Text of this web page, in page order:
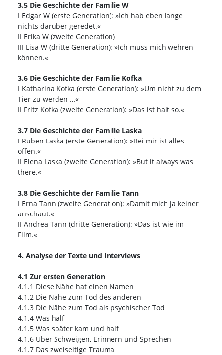
3.5 Die Geschichte der Familie W
I Edgar W (erste Generation): »Ich hab eben lange
nichts darüber geredet.«
II Erika W (zweite Generation)
III Lisa W (dritte Generation): »Ich muss mich wehren
können.«
3.6 Die Geschichte der Familie Kofka
I Katharina Kofka (erste Generation): »Um nicht zu dem
Tier zu werden …«
II Fritz Kofka (zweite Generation): »Das ist halt so.«
3.7 Die Geschichte der Familie Laska
I Ruben Laska (erste Generation): »Bei mir ist alles
offen.«
II Elena Laska (zweite Generation): »But it always was
there.«
3.8 Die Geschichte der Familie Tann
I Erna Tann (zweite Generation): »Damit mich ja keiner
anschaut.«
II Andrea Tann (dritte Generation): »Das ist wie im
Film.«
4. Analyse der Texte und Interviews
4.1 Zur ersten Generation
4.1.1 Diese Nähe hat einen Namen
4.1.2 Die Nähe zum Tod des anderen
4.1.3 Die Nähe zum Tod als psychischer Tod
4.1.4 Was half
4.1.5 Was später kam und half
4.1.6 Über Schweigen, Erinnern und Sprechen
4.1.7 Das zweiseitige Trauma